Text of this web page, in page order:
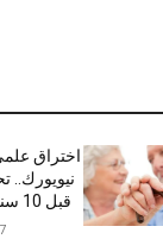
اختراق
نيويورك..
قبل 10 سنوات من ظهور الأعراض
7 أغسطس، 2026